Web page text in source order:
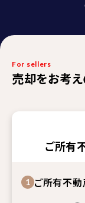
For sellers
売却をお考
ご所有
1 ご所有不